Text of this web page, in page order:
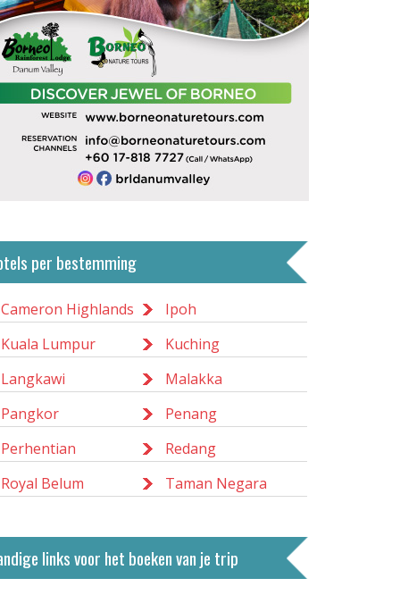
per bestemming
Cameron Highlands
Ipoh
Kuala Lumpur
Kuching
Langkawi
Malakka
Pangkor
Penang
Perhentian
Redang
Royal Belum
Taman Negara
links voor het boeken van je trip